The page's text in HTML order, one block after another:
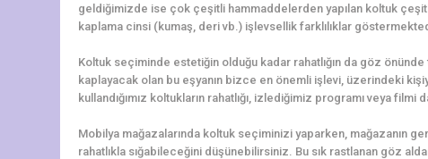
geldiğimizde ise çok çeşitli hammaddelerden yapılan koltuk
kaplama cinsi (kumaş, deri vb.) işlevsellik farklılıklar
Koltuk seçiminde estetiğin olduğu kadar rahatlığın da göz
kaplayacak olan bu eşyanın bizce en önemli işlevi, üzerindeki
kullandığımız koltukların rahatlığı, izlediğimiz programı veya
Mobilya mağazalarında koltuk seçiminizi yaparken, mağazanın
rahatlıkla sığabileceğini düşünebilirsiniz. Bu sık rastlanan göz